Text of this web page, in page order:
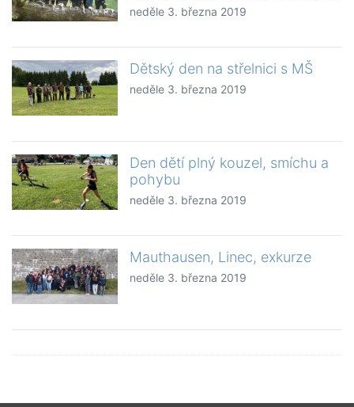
neděle 3. března 2019
Dětský den na střelnici s MŠ
neděle 3. března 2019
Den dětí plný kouzel, smíchu a
pohybu
neděle 3. března 2019
Mauthausen, Linec, exkurze
neděle 3. března 2019